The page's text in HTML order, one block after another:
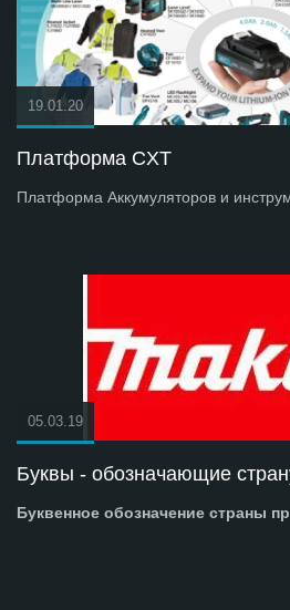
19.01.20
Платформа СXT
Платформа Аккумуляторов и
05.03.19
Буквы - обозначающие
Буквенное обозначение страны